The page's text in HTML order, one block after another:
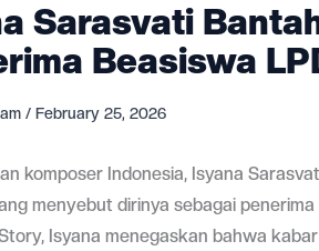
Sarasvati
Beasiswa
/ February 25, 2026
komposer Indonesia, Isyana
menyebut dirinya sebagai
Isyana menegaskan bahwa